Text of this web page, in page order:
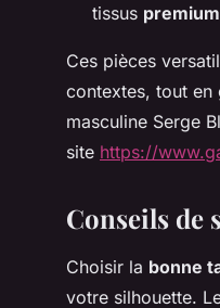
tissus premium
Ces pièces
contextes, tout en
masculine Serge
site https://
Conseils de
Choisir la bonne
votre silhouette.